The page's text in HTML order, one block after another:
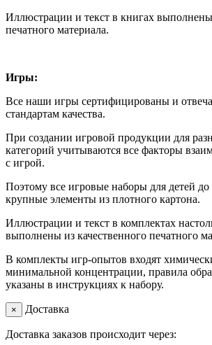
Иллюстрации и текст в книгах выполнены
печатного материала.
Игры:
Все наши игры сертифицированы и
стандартам качества.
При создании игровой продукции для
категорий учитываются все факторы
с игрой.
Поэтому все игровые наборы для детей до
крупные элементы из плотного картона.
Иллюстрации и текст в комплектах
выполнены из качественного печатного
В комплекты игр-опытов входят
минимальной концентрации, правила
указаны в инструкциях к набору.
× Доставка
Доставка заказов происходит через: